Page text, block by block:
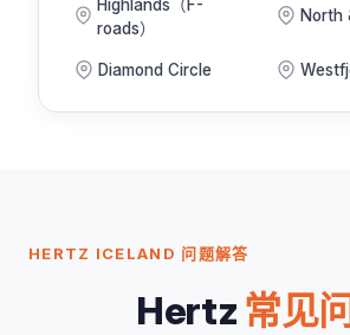
Highlands（F-
roads）
North
Diamond Circle
HERTZ ICELAND 问题解答
Hertz 常见